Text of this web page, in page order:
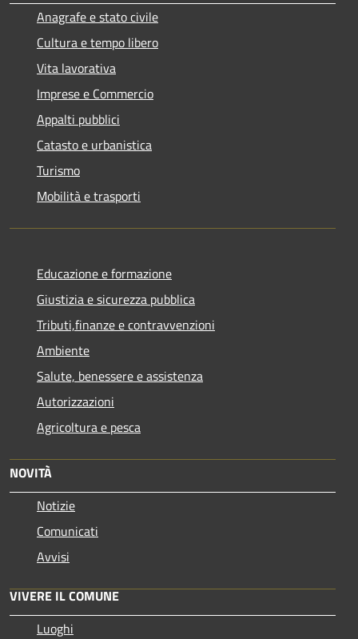
Anagrafe e stato civile
Cultura e tempo libero
Vita lavorativa
Imprese e Commercio
Appalti pubblici
Catasto e urbanistica
Turismo
Mobilità e trasporti
Educazione e formazione
Giustizia e sicurezza pubblica
Tributi,finanze e contravvenzioni
Ambiente
Salute, benessere e assistenza
Autorizzazioni
Agricoltura e pesca
NOVITÀ
Notizie
Comunicati
Avvisi
VIVERE IL COMUNE
Luoghi